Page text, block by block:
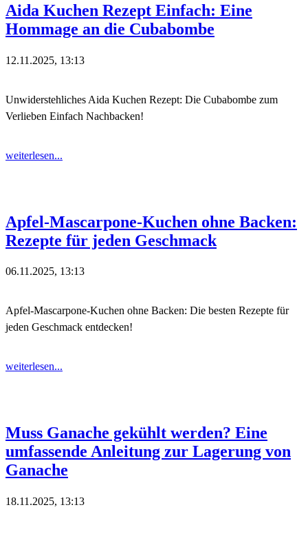
Aida Kuchen Rezept Einfach: Eine
Hommage an die Cubabombe
12.11.2025, 13:13
Unwiderstehliches Aida Kuchen Rezept: Die Cubabombe zum
Verlieben Einfach Nachbacken!
weiterlesen...
Apfel-Mascarpone-Kuchen ohne Backen:
Rezepte für jeden Geschmack
06.11.2025, 13:13
Apfel-Mascarpone-Kuchen ohne Backen: Die besten Rezepte für
jeden Geschmack entdecken!
weiterlesen...
Muss Ganache gekühlt werden? Eine
umfassende Anleitung zur Lagerung von
Ganache
18.11.2025, 13:13